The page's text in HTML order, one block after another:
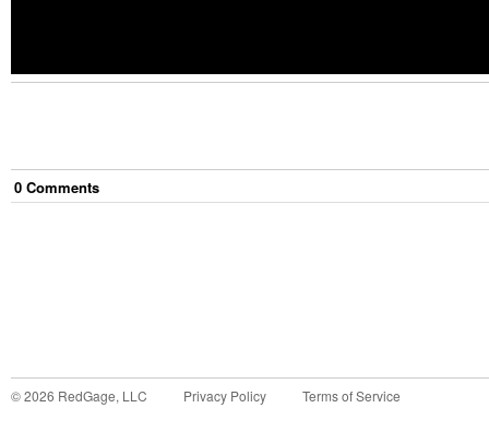
0 Comments
©2026 RedGage, LLC Privacy Policy Terms of Service